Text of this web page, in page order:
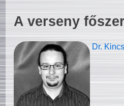
A verseny
Dr.